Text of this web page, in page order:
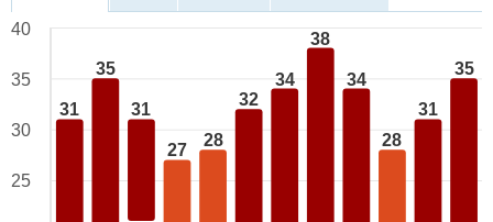
31
35
31
27
28
32
34
38
34
28
31
35
40
35
30
25